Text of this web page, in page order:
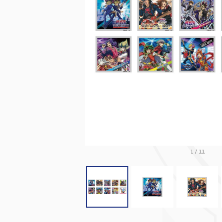
1/ 11